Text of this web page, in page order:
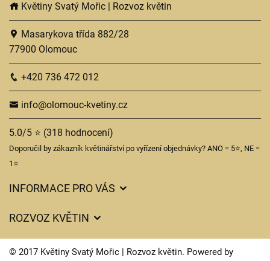
Květiny Svatý Mořic | Rozvoz květin
Masarykova třída 882/28
77900 Olomouc
+420 736 472 012
info@olomouc-kvetiny.cz
5.0/5 ⭐ (318 hodnocení)
Doporučil by zákazník květinářství po vyřízení objednávky? ANO = 5⭐, NE =
1⭐
INFORMACE PRO VÁS
Často kladené dotazy
ROZVOZ KVĚTIN
Ceny za doručení
Kam doručujeme květiny
© 2017 Květiny Svatý Mořic | Rozvoz květin. Powered by